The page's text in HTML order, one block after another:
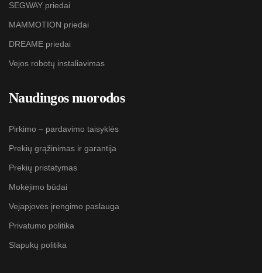
SEGWAY priedai
MAMMOTION priedai
DREAME priedai
Vejos robotų instaliavimas
Naudingos nuorodos
Pirkimo – pardavimo taisyklės
Prekių grąžinimas ir garantija
Prekių pristatymas
Mokėjimo būdai
Vejapjovės įrengimo paslauga
Privatumo politika
Slapukų politika